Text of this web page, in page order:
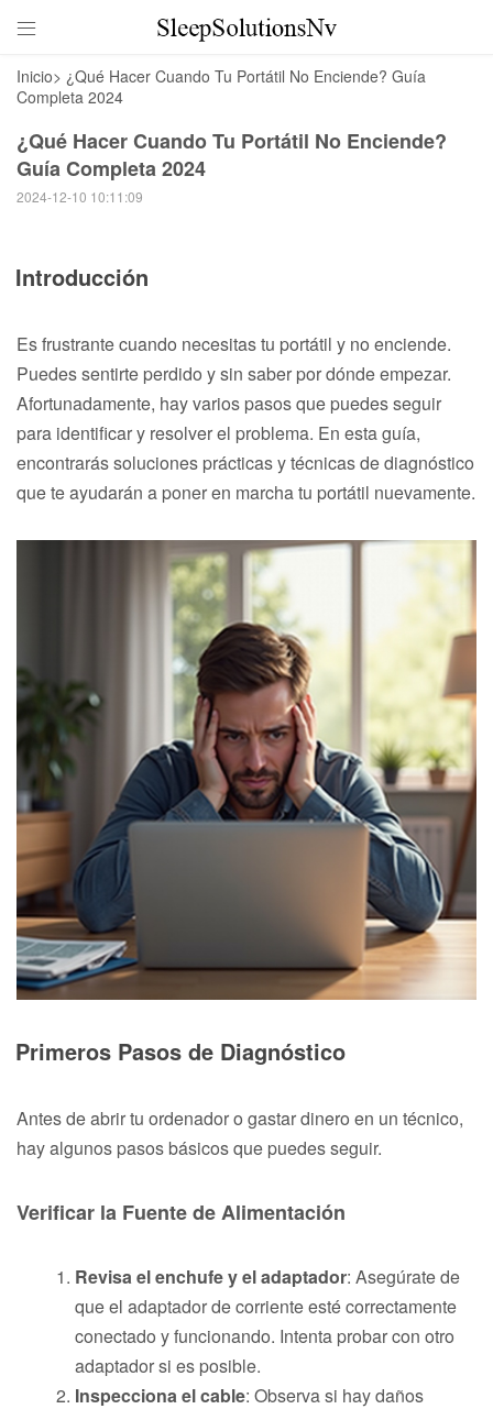

Inicio> ¿Qué Hacer Cuando Tu Portátil No Enciende? Guía
Completa 2024
¿Qué Hacer Cuando Tu Portátil No Enciende?
Guía Completa 2024
2024-12-10 10:11:09
Introducción
Es frustrante cuando necesitas tu portátil y no enciende.
Puedes sentirte perdido y sin saber por dónde empezar.
Afortunadamente, hay varios pasos que puedes seguir
para identificar y resolver el problema. En esta guía,
encontrarás soluciones prácticas y técnicas de diagnóstico
que te ayudarán a poner en marcha tu portátil nuevamente.
Primeros Pasos de Diagnóstico
Antes de abrir tu ordenador o gastar dinero en un técnico,
hay algunos pasos básicos que puedes seguir.
Verificar la Fuente de Alimentación
Revisa el enchufe y el adaptador: Asegúrate de
que el adaptador de corriente esté correctamente
conectado y funcionando. Intenta probar con otro
adaptador si es posible.
Inspecciona el cable: Observa si hay daños